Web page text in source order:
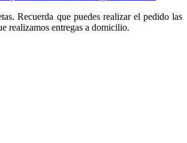
Recuerda que puedes realizar el pedido las
realizamos entregas a domicilio.